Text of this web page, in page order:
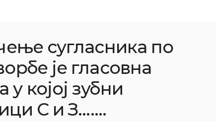
сугласника по
је гласовна
којој зубни
С и З.......